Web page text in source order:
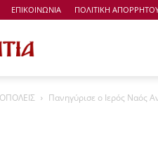
ΕΠΙΚΟΙΝΩΝΙΑ ΠΟΛΙΤΙΚΗ
Μονοπάτια
Πανηγύρισε ο Ιερός Ναός